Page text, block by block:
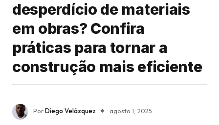
desperdício de materiais
em obras? Confira
práticas para tornar a
construção mais eficiente
PorDiego Velázquez agosto 1, 2025